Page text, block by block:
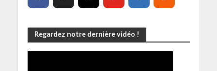
Regardez notre dernière vidéo !